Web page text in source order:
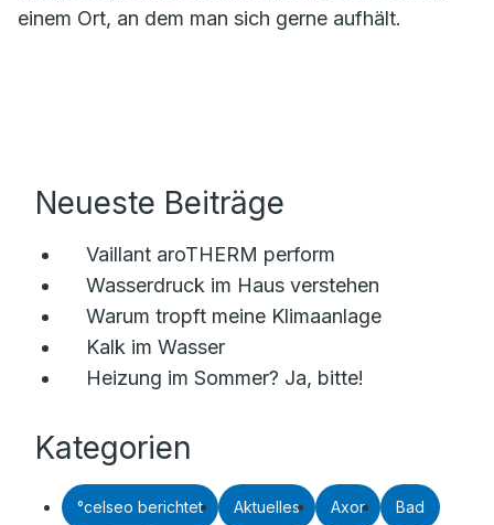
einem Ort, an dem man sich gerne aufhält.
Neueste Beiträge
Vaillant aroTHERM perform
Wasserdruck im Haus verstehen
Warum tropft meine Klimaanlage
Kalk im Wasser
Heizung im Sommer? Ja, bitte!
Kategorien
°celseo berichtet Aktuelles Axor Bad